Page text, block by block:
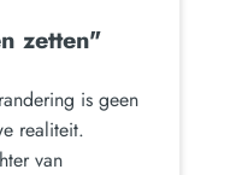
zetten"
is geen
realiteit.
van